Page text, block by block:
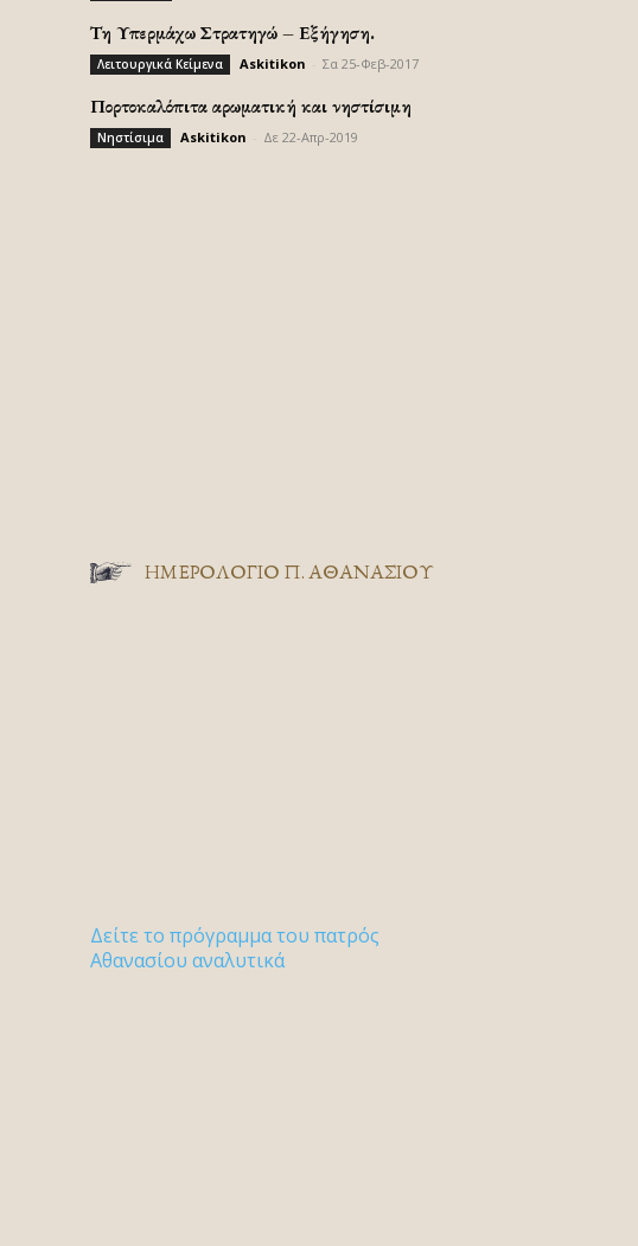
Τη Υπερμάχω Στρατηγώ – Εξήγηση.
Λειτουργικά Κείμενα Askitikon Σα 25-Φεβ-2017
Πορτοκαλόπιτα αρωματική και νηστίσιμη
Νηστίσιμα Askitikon Δε 22-Απρ-2019
ΗΜΕΡΟΛΟΓΙΟ Π. ΑΘΑΝΑΣΙΟΥ
Δείτε το πρόγραμμα του πατρός
Αθανασίου αναλυτικά